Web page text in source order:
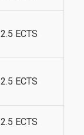
2.5 ECTS
2.5 ECTS
2.5 ECTS